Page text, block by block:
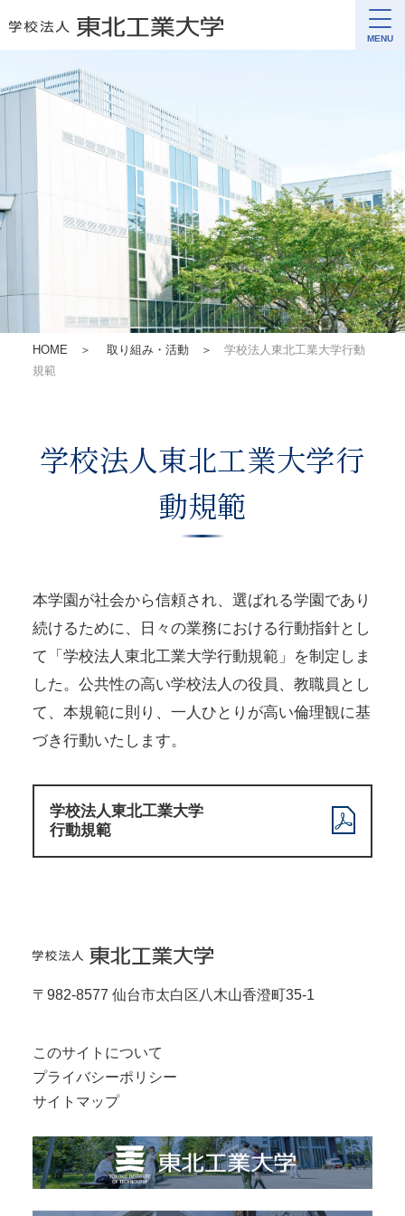
MENU
HOME ＞ 取り組み・活動 ＞ 学校法人東北工業大学行動
規範
学校法人東北工業大学行
動規範
本学園が社会から信頼され、選ばれる学園であり
続けるために、日々の業務における行動指針とし
て「学校法人東北工業大学行動規範」を制定しま
した。公共性の高い学校法人の役員、教職員とし
て、本規範に則り、一人ひとりが高い倫理観に基
づき行動いたします。
学校法人東北工業大学
行動規範
〒982-8577 仙台市太白区八木山香澄町35-1
このサイトについて
プライバシーポリシー
サイトマップ